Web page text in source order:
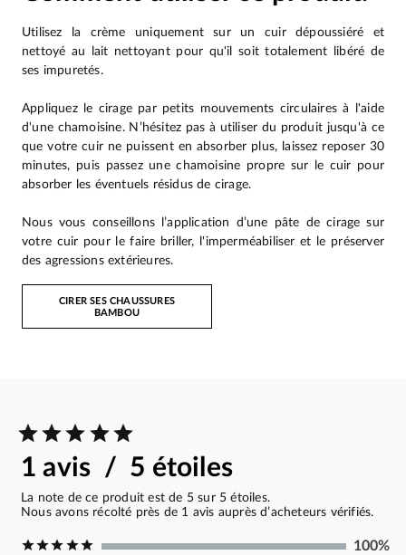
Utilisez la crème uniquement sur un cuir dépoussiéré et
nettoyé au lait nettoyant pour qu'il soit totalement libéré de
ses impuretés.
Appliquez le cirage par petits mouvements circulaires à l'aide
d'une chamoisine. N’hésitez pas à utiliser du produit jusqu'à ce
que votre cuir ne puissent en absorber plus, laissez reposer 30
minutes, puis passez une chamoisine propre sur le cuir pour
absorber les éventuels résidus de cirage.
Nous vous conseillons l’application d’une pâte de cirage sur
votre cuir pour le faire briller, l'imperméabiliser et le préserver
des agressions extérieures.
CIRER SES CHAUSSURES
BAMBOU
1 avis / 5 étoiles
La note de ce produit est de 5 sur 5 étoiles.
Nous avons récolté près de 1 avis auprès d’acheteurs vérifiés.
100%